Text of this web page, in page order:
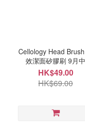
Cellology Head Brush 全
效潔面矽膠刷 9月中
HK$49.00
HK$69.00